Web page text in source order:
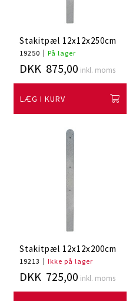
Stakitpæl 12x12x250cm
19250 På lager
DKK 875,00 inkl. moms
LÆG I KURV
Stakitpæl 12x12x200cm
19213 Ikke på lager
DKK 725,00 inkl. moms